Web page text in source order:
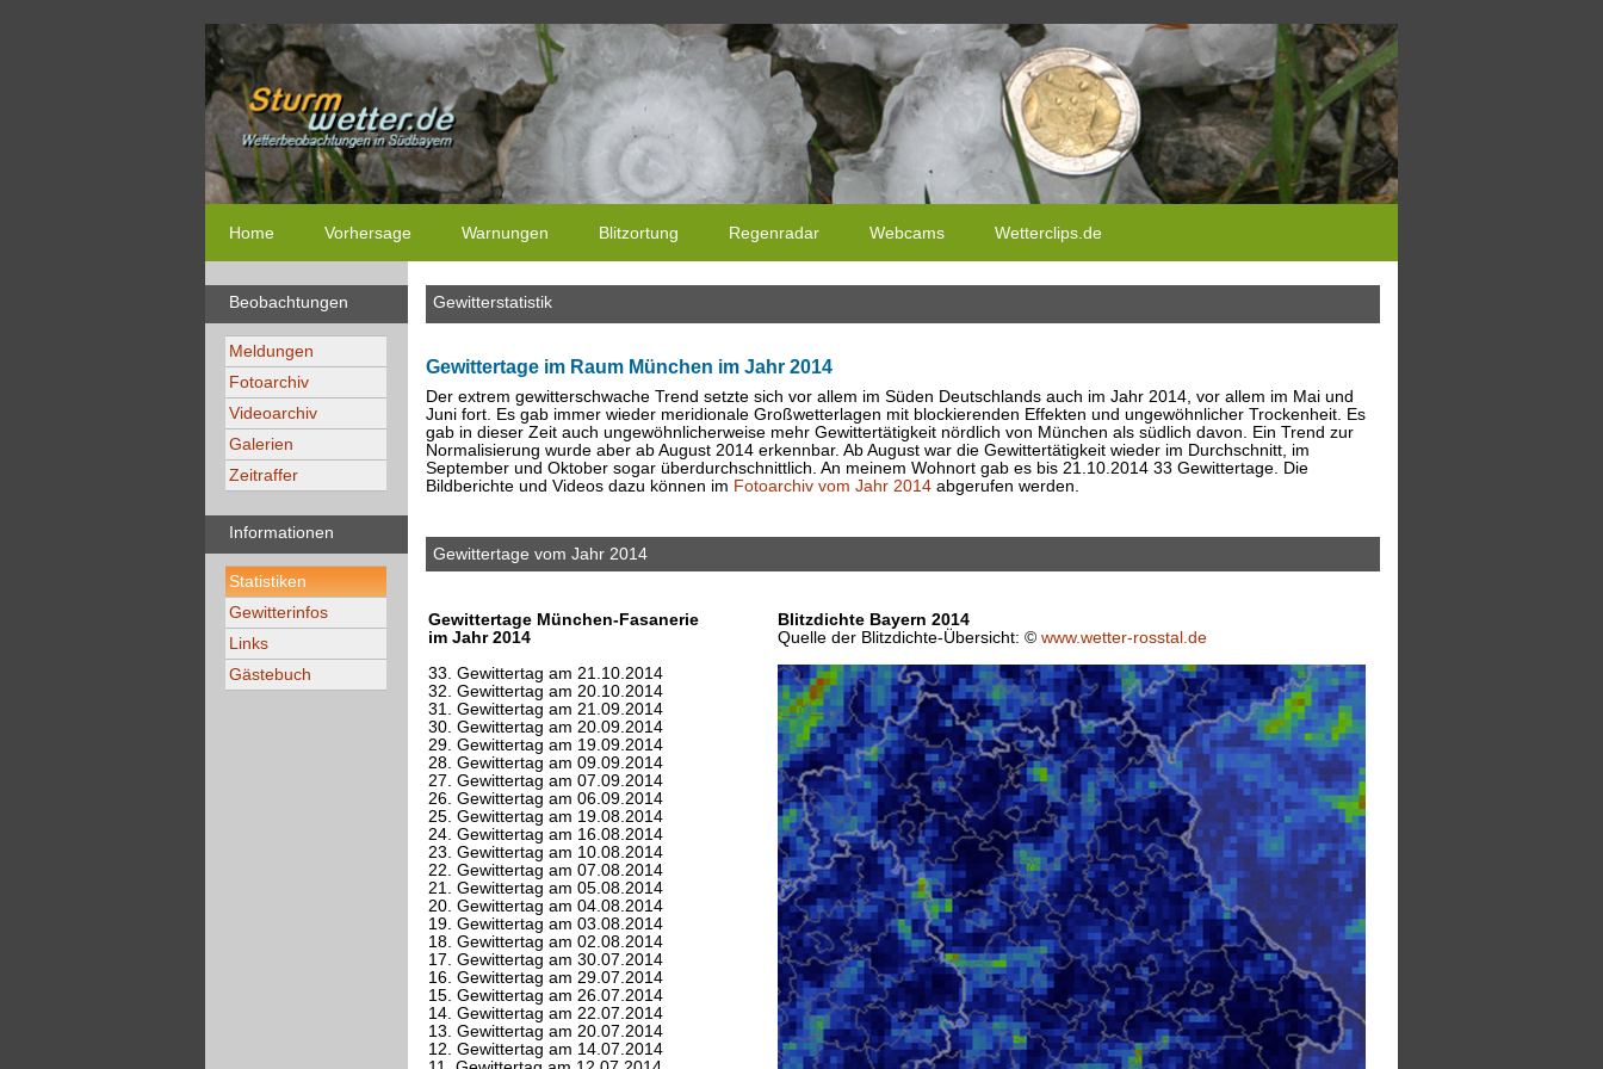
Home Vorhersage Warnungen Blitzortung Regenradar Webcams Wetterclips.de
Beobachtungen
Meldungen
Fotoarchiv
Videoarchiv
Galerien
Zeitraffer
Informationen
Statistiken
Gewitterinfos
Links
Gästebuch
Gewitterstatistik
Gewittertage im Raum München im Jahr 2014
Der extrem gewitterschwache Trend setzte sich vor allem im Süden Deutschlands auch im Jahr 2014, vor allem im Mai und
Juni fort. Es gab immer wieder meridionale Großwetterlagen mit blockierenden Effekten und ungewöhnlicher Trockenheit. Es
gab in dieser Zeit auch ungewöhnlicherweise mehr Gewittertätigkeit nördlich von München als südlich davon. Ein Trend zur
Normalisierung wurde aber ab August 2014 erkennbar. Ab August war die Gewittertätigkeit wieder im Durchschnitt, im
September und Oktober sogar überdurchschnittlich. An meinem Wohnort gab es bis 21.10.2014 33 Gewittertage. Die
Bildberichte und Videos dazu können im Fotoarchiv vom Jahr 2014 abgerufen werden.
Gewittertage vom Jahr 2014
Gewittertage München-Fasanerie
im Jahr 2014
33. Gewittertag am 21.10.2014
32. Gewittertag am 20.10.2014
31. Gewittertag am 21.09.2014
30. Gewittertag am 20.09.2014
29. Gewittertag am 19.09.2014
28. Gewittertag am 09.09.2014
27. Gewittertag am 07.09.2014
26. Gewittertag am 06.09.2014
25. Gewittertag am 19.08.2014
24. Gewittertag am 16.08.2014
23. Gewittertag am 10.08.2014
22. Gewittertag am 07.08.2014
21. Gewittertag am 05.08.2014
20. Gewittertag am 04.08.2014
19. Gewittertag am 03.08.2014
18. Gewittertag am 02.08.2014
17. Gewittertag am 30.07.2014
16. Gewittertag am 29.07.2014
15. Gewittertag am 26.07.2014
14. Gewittertag am 22.07.2014
13. Gewittertag am 20.07.2014
12. Gewittertag am 14.07.2014
Blitzdichte Bayern 2014
Quelle der Blitzdichte-Übersicht: © www.wetter-rosstal.de